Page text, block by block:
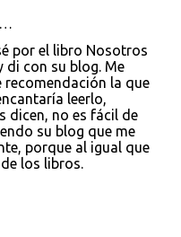
por el libro Nosotros
di con su blog. Me
recomendación la que
leerlo,
dicen, no es fácil de
su blog que me
porque al igual que
los libros.